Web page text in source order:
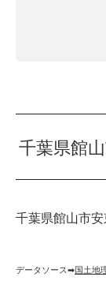
千葉県館
千葉県館山市
データソース➡︎国土地